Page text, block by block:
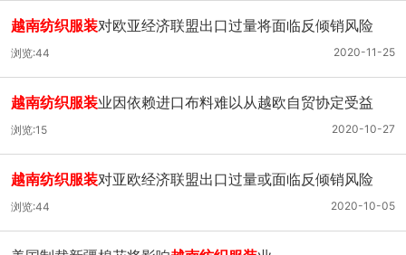
越南纺织服装对欧亚经济联盟出口过量将面临反倾销风险
2020-11-25
浏览:44
越南纺织服装业因依赖进口布料难以从越欧自贸协定受益
2020-10-27
浏览:15
越南纺织服装对亚欧经济联盟出口过量或面临反倾销风险
2020-10-05
浏览:44